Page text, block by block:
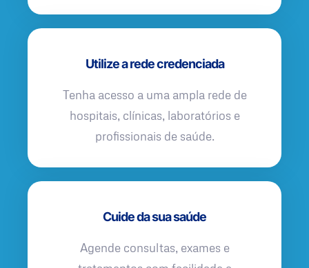
Utilize a rede credenciada
Tenha acesso a uma ampla rede de
hospitais, clínicas, laboratórios e
profissionais de saúde.
Cuide da sua saúde
Agende consultas, exames e